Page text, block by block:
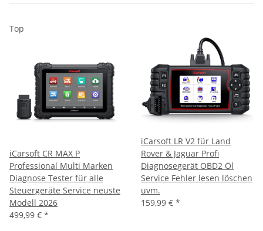
Top
iCarsoft CR MAX P
Professional Multi Marken
Diagnose Tester für alle
Steuergeräte Service neuste
Modell 2026
499,99 € *
iCarsoft LR V2 für Land
Rover & Jaguar Profi
Diagnosegerät OBD2 Öl
Service Fehler lesen löschen
uvm.
159,99 € *